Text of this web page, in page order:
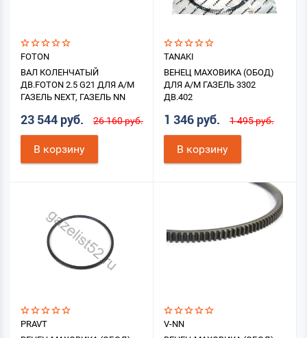
FOTON
ВАЛ КОЛЕНЧАТЫЙ
ДВ.FOTON 2.5 G21 ДЛЯ А/М
ГАЗЕЛЬ NEXT, ГАЗЕЛЬ NN
23 544 руб. 26 160 руб.
В корзину
TANAKI
ВЕНЕЦ МАХОВИКА (ОБОД)
ДЛЯ А/М ГАЗЕЛЬ 3302
ДВ.402
1 346 руб. 1 495 руб.
В корзину
PRAVT
V-NN